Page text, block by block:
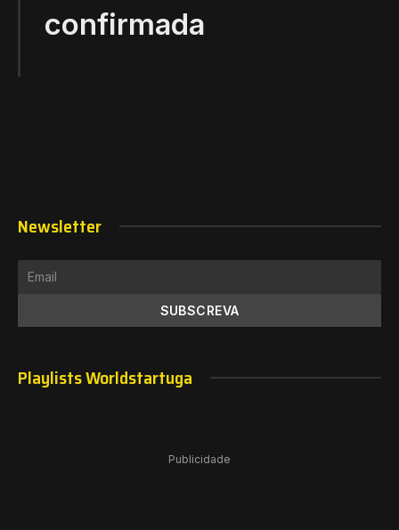
confirmada
Newsletter
Playlists Worldstartuga
Publicidade